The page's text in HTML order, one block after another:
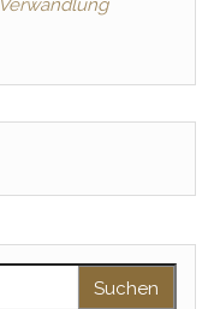
Verwandlung